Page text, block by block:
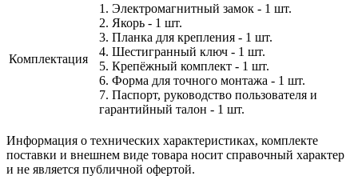
Комплектация
1. Электромагнитный замок - 1 шт.
2. Якорь - 1 шт.
3. Планка для крепления - 1 шт.
4. Шестигранный ключ - 1 шт.
5. Крепёжный комплект - 1 шт.
6. Форма для точного монтажа - 1 шт.
7. Паспорт, руководство пользователя и
гарантийный талон - 1 шт.
Информация о технических характеристиках, комплекте
поставки и внешнем виде товара носит справочный характер
и не является публичной офертой.